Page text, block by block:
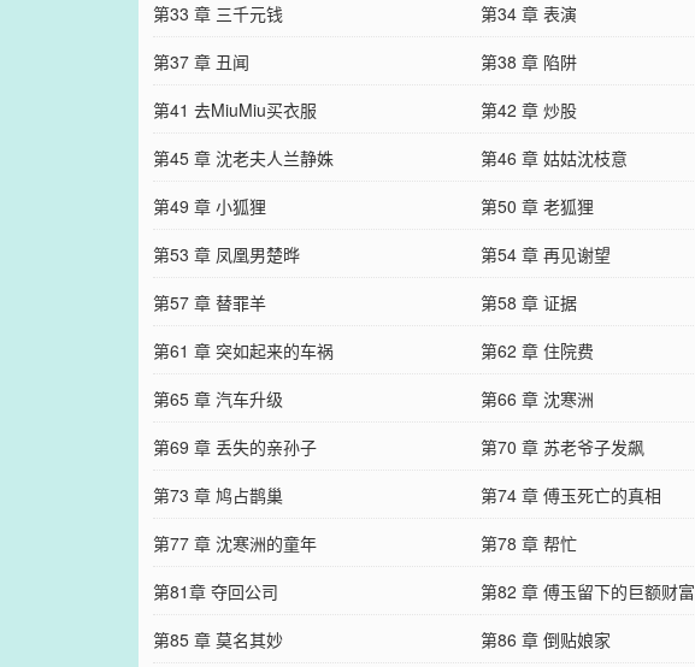
第33 章 三千元钱
第34 章 表演
第37 章 丑闻
第38 章 陷阱
第41 去MiuMiu买衣服
第42 章 炒股
第45 章 沈老夫人兰静姝
第46 章 姑姑沈枝意
第49 章 小狐狸
第50 章 老狐狸
第53 章 凤凰男楚晔
第54 章 再见谢望
第57 章 替罪羊
第58 章 证据
第61 章 突如起来的车祸
第62 章 住院费
第65 章 汽车升级
第66 章 沈寒洲
第69 章 丢失的亲孙子
第70 章 苏老爷子发飙
第73 章 鸠占鹊巢
第74 章 傅玉死亡的真相
第77 章 沈寒洲的童年
第78 章 帮忙
第81章 夺回公司
第82 章 傅玉留下的巨额财富
第85 章 莫名其妙
第86 章 倒贴娘家